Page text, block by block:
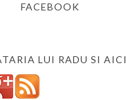
FACEBOOK
LUI RADU SI AICI